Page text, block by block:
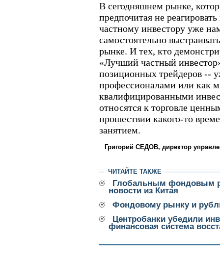
В сегодняшнем рынке,
предпочитая не
частному инвестору уже
самостоятельно
рынке. И тех, кто
«Лучший частный
позиционных трейдеров --
профессионалами или как
квалифицированными
относятся к торговле
прошествии какого-то
занятием.
Григорий СЕДОВ, директор
ЧИТАЙТЕ ТАКЖЕ
Глобальным фондовым
новости из Китая
Фондовому рынку и
Центробанки убедили
финансовая система